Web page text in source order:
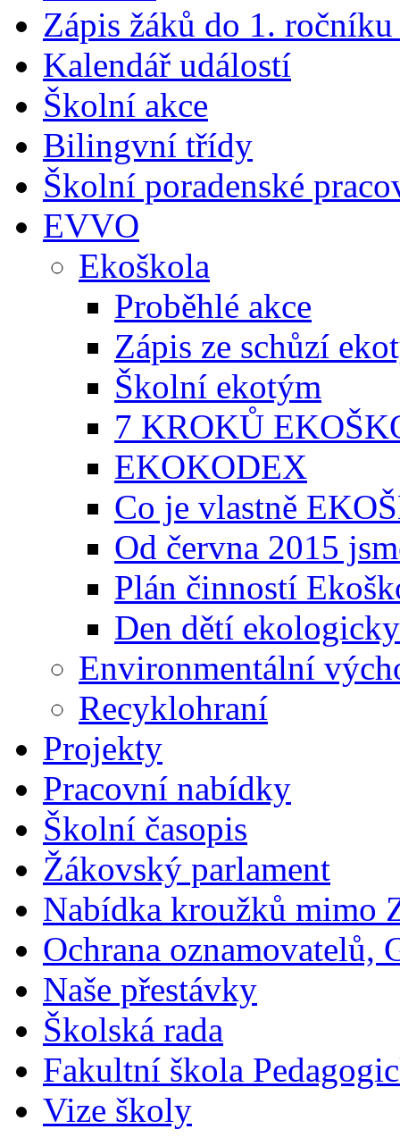
Zápis žáků do 1.
Kalendář událostí
Školní akce
Bilingvní třídy
Školní poradenské
EVVO
Ekoškola
Proběhlé akce
Zápis ze schůzí
Školní ekotým
7 KROKŮ
EKOKODEX
Co je vlastně
Od června 2015
Plán činností
Den dětí ekologicky
Environmentální
Recyklohraní
Projekty
Pracovní nabídky
Školní časopis
Žákovský parlament
Nabídka kroužků mimo
Ochrana oznamovatelů,
Naše přestávky
Školská rada
Fakultní škola
Vize školy